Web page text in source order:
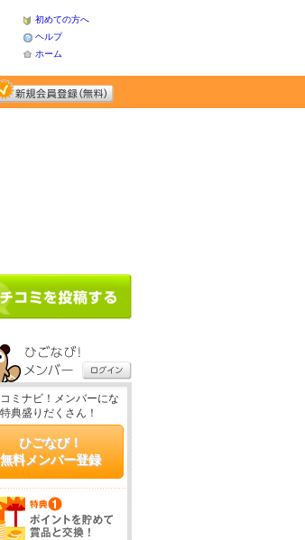
初めての方へ
ヘルプ
ホーム
ミナビ！メンバーにな
典盛りだくさん！
ひごなび！
無料メンバー登録